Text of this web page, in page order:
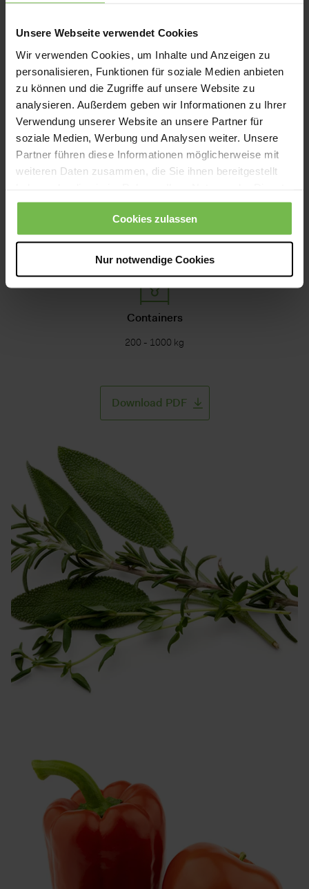
Unsere Webseite verwendet Cookies
Wir verwenden Cookies, um Inhalte und Anzeigen zu
personalisieren, Funktionen für soziale Medien anbieten
zu können und die Zugriffe auf unsere Website zu
analysieren. Außerdem geben wir Informationen zu Ihrer
Verwendung unserer Website an unsere Partner für
soziale Medien, Werbung und Analysen weiter. Unsere
Partner führen diese Informationen möglicherweise mit
weiteren Daten zusammen, die Sie ihnen bereitgestellt
gesammelt haben.
Cookies zulassen
Nur notwendige Cookies
Pergal
Cartons
220 kg
Containers
200 - 1000 kg
Download PDF